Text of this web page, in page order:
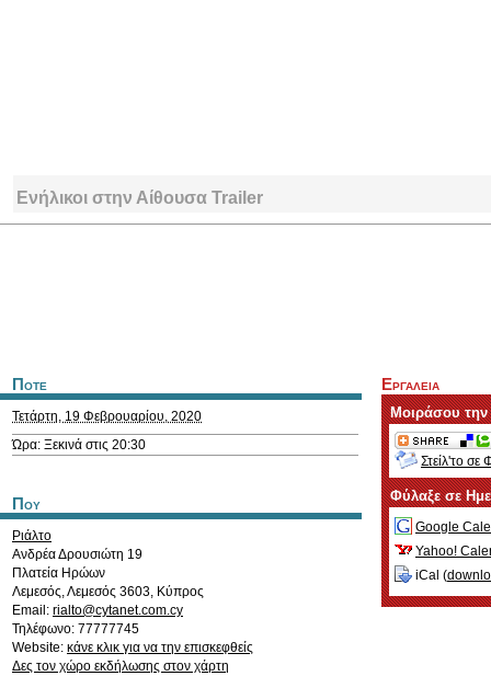
Ενήλικοι στην Αίθουσα Trailer
Ποτε
Τετάρτη, 19 Φεβρουαρίου, 2020
Ώρα: Ξεκινά στις 20:30
Που
Ριάλτο
Ανδρέα Δρουσιώτη 19
Πλατεία Ηρώων
Λεμεσός,Λεμεσός 3603, Κύπρος
Email: rialto@cytanet.com.cy
Τηλέφωνο: 77777745
Website: κάνε κλικ για να την επισκεφθείς
Δες τον χώρο εκδήλωσης στον χάρτη
Εργαλεια
Μοιράσου
Στείλ'το σε
Φύλαξε σε
Google
Yahoo!
iCal (